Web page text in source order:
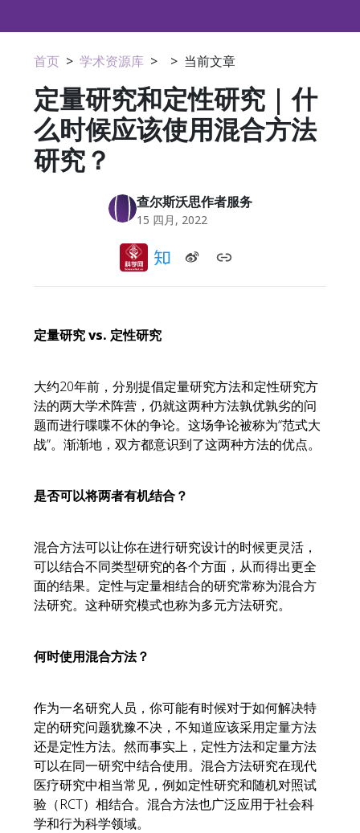
首页 > 学术资源库 > > 当前文章
定量研究和定性研究 | 什
么时候应该使用混合方法
研究？
查尔斯沃思作者服务
15 四月, 2022
定量研究 vs. 定性研究
大约20年前，分别提倡定量研究方法和定性研究方
法的两大学术阵营，仍就这两种方法孰优孰劣的问
题而进行喋喋不休的争论。这场争论被称为“范式大
战”。渐渐地，双方都意识到了这两种方法的优点。
是否可以将两者有机结合？
混合方法可以让你在进行研究设计的时候更灵活，
可以结合不同类型研究的各个方面，从而得出更全
面的结果。定性与定量相结合的研究常称为混合方
法研究。这种研究模式也称为多元方法研究。
何时使用混合方法？
作为一名研究人员，你可能有时候对于如何解决特
定的研究问题犹豫不决，不知道应该采用定量方法
还是定性方法。然而事实上，定性方法和定量方法
可以在同一研究中结合使用。混合方法研究在现代
医疗研究中相当常见，例如定性研究和随机对照试
验（RCT）相结合。混合方法也广泛应用于社会科
学和行为科学领域。